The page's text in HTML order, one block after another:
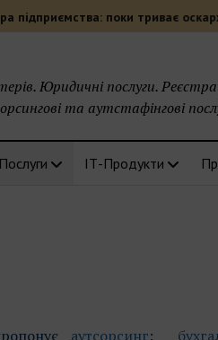
Юридичні послуги.
та аутстафінгові
ІТ-Продукти
аутсорсинг:
поки триває